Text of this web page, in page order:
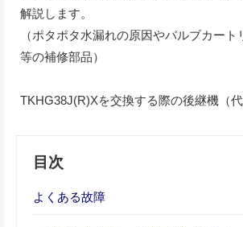
解説します。
（ポタポタ水漏れの原因やバルブカー
等の補修部品）
TKHG38J(R)Xを交換する際の後継機（代
目次
よくある故障